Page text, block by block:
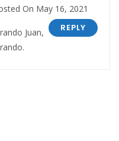
On May 16, 2021
REPLY
Juan,